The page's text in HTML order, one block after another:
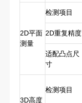
2D平面
测量
检测项目
2D重复精度
适配凸点尺
寸
3D高度
检测项目